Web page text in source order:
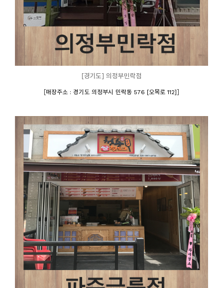
[경기도] 의정부민락점
[매장주소 : 경기도 의정부시 민락동 576 [오목로 112] ]